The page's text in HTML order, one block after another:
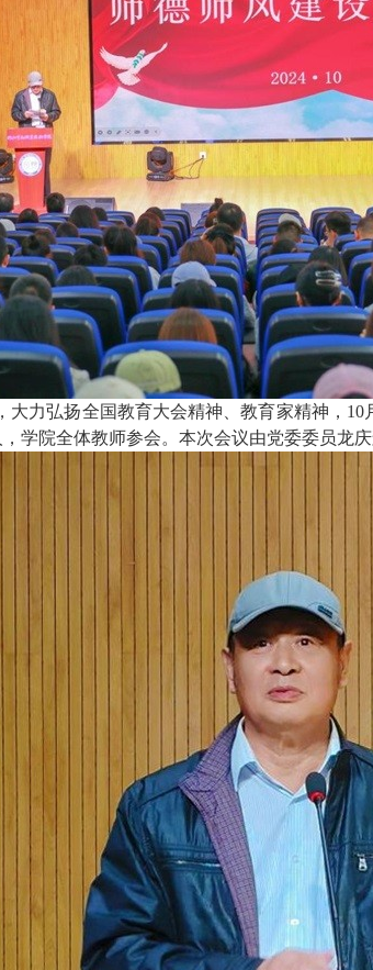
力弘扬全国教育大会精神、教育家精神，
学院全体教师参会。本次会议由党委委员龙庆